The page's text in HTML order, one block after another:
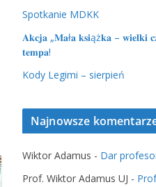
Spotkanie MDKK
𝐀𝐤𝐜𝐣𝐚 „𝐌𝐚ł𝐚 𝐤𝐬𝐢ąż𝐤𝐚 – 𝐰𝐢𝐞𝐥𝐤𝐢
𝐭𝐞𝐦𝐩𝐚!
Kody Legimi – sierpień
Najnowsze
Wiktor Adamus - Dar
Prof. Wiktor Adamus UJ -